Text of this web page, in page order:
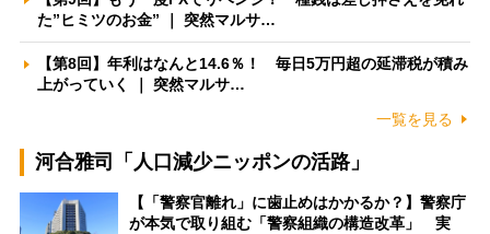
た”ヒミツのお金” ｜ 突然マルサ…
【第8回】年利はなんと14.6％！ 毎日5万円超の延滞税が積み
上がっていく ｜ 突然マルサ…
一覧を見る
河合雅司「人口減少ニッポンの活路」
【「警察官離れ」に歯止めはかかるか？】警察庁
が本気で取り組む「警察組織の構造改革」 実